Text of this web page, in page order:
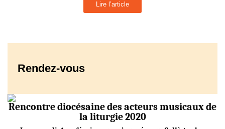
Lire l’article
Rendez-vous
Rencontre diocésaine des acteurs musicaux de
la liturgie 2020